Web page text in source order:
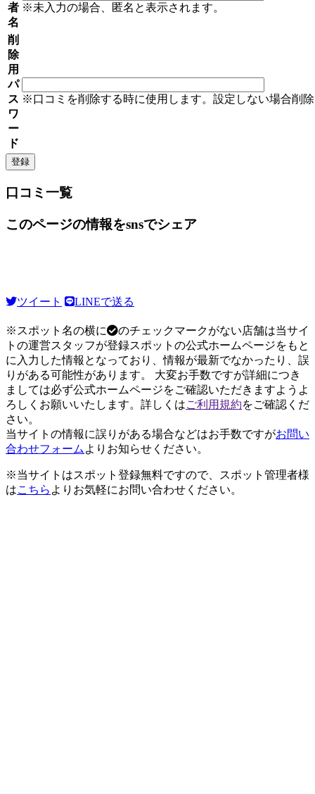
者
名
※未入力の場合、匿名と表示されます。
削
除
用
パ
ス
ワ
ー
ド
※口コミを削除する時に使用します。設定しない場合削
口コミ一覧
このページの情報をsnsでシェア
ツイート LINEで送る
※スポット名の横に
のチェックマークがない店舗は当サイ
トの運営スタッフが登録スポットの公式ホームページをもと
に入力した情報となっており、情報が最新でなかったり、誤
りがある可能性があります。 大変お手数ですが詳細につき
ましては必ず公式ホームページをご確認いただきますようよ
ろしくお願いいたします。詳しくはご利用規約をご確認くだ
さい。
当サイトの情報に誤りがある場合などはお手数ですがお問い
合わせフォーム よりお知らせください。
※当サイトはスポット登録無料ですので、スポット管理者様
はこちら よりお気軽にお問い合わせください。